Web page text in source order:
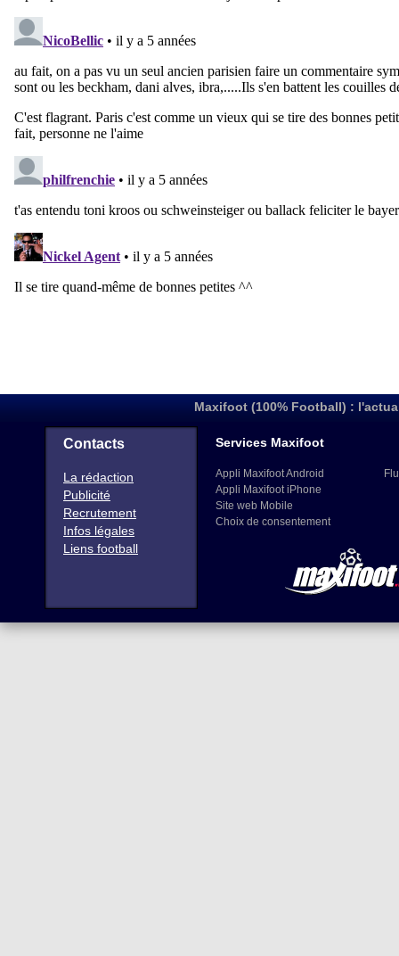
Maxifoot (100% Football) :
Contacts
La rédaction
Publicité
Recrutement
Infos légales
Liens football
Services Maxifoot
Appli Maxifoot Android
Appli Maxifoot iPhone
Site web Mobile
Choix de consentement